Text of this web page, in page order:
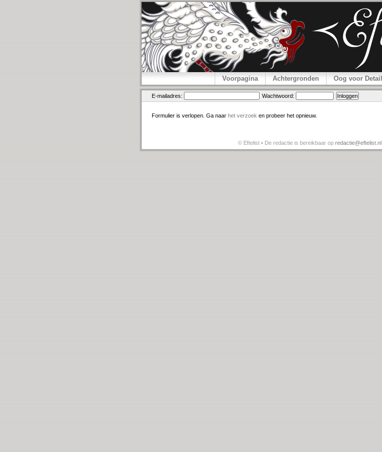
Voorpagina Achtergronden Oog voor Detail
E-mailadres: Wachtwoord:
Formulier is verlopen. Ga naar het verzoek en probeer het opnieuw.
© Eftelist • De redactie is bereikbaar op redactie@eftelist.nl